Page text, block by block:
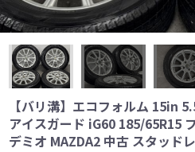
【バリ溝】エコフォルム 15in
アイスガード iG60 185/65R15
デミオ MAZDA2 中古 スタッド